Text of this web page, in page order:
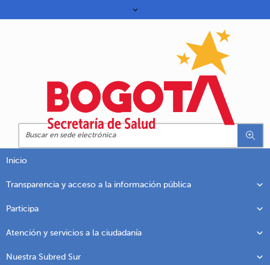
Inicio
Transparencia y acceso a la información pública
Participa
Atención y servicios a la ciudadanía
Nuestra Subred Sur